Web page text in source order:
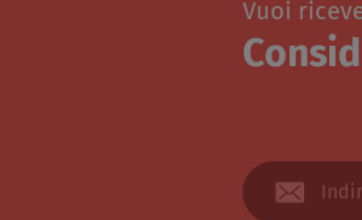
Vuoi